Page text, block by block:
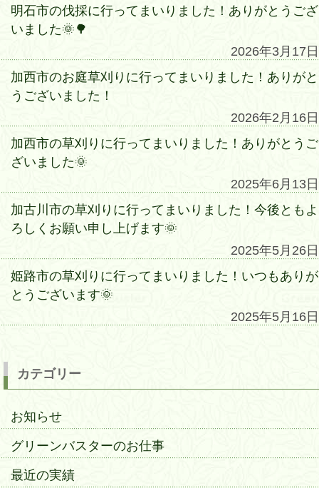
明石市の伐採に行ってまいりました！ありがとうござ
いました🌞🌳
2026年3月17日
加西市のお庭草刈りに行ってまいりました！ありがと
うございました！
2026年2月16日
加西市の草刈りに行ってまいりました！ありがとうご
ざいました🌞
2025年6月13日
加古川市の草刈りに行ってまいりました！今後ともよ
ろしくお願い申し上げます🌞
2025年5月26日
姫路市の草刈りに行ってまいりました！いつもありが
とうございます🌞
2025年5月16日
カテゴリー
お知らせ
グリーンバスターのお仕事
最近の実績